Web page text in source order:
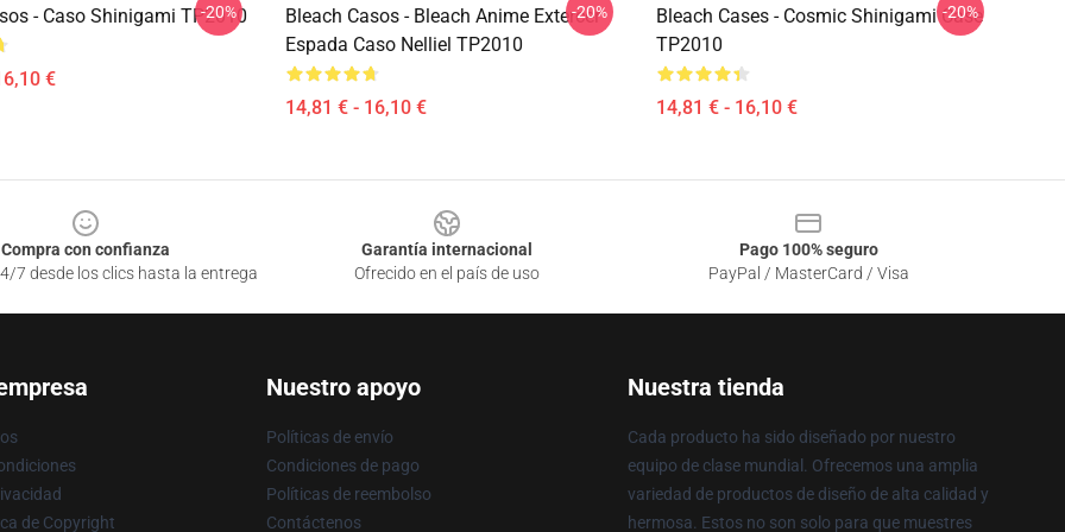
- Caso Shinigami TP2010
€
-20%
Bleach Casos - Bleach Anime Extercer
Espada Caso Nelliel TP2010
14,81 € - 16,10 €
-20%
Bleach Cases - Cosmic Shinigami Case
TP2010
14,81 € - 16,10 €
-20%
Compra con confianza
7 desde los clics hasta la entrega
Garantía internacional
Ofrecido en el país de uso
Pago 100% seguro
PayPal / MasterCard / Visa
de Copyright
Nuestro apoyo
Políticas de envío
Condiciones de pago
Políticas de reembolso
Contáctenos
Nuestra tienda
Cada producto ha sido diseñado por nuestro
equipo de clase mundial. Ofrecemos una amplia
variedad de productos de diseño de alta calidad y
hermosa. Estos no son solo para que muestres